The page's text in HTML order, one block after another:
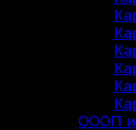
ОООП и